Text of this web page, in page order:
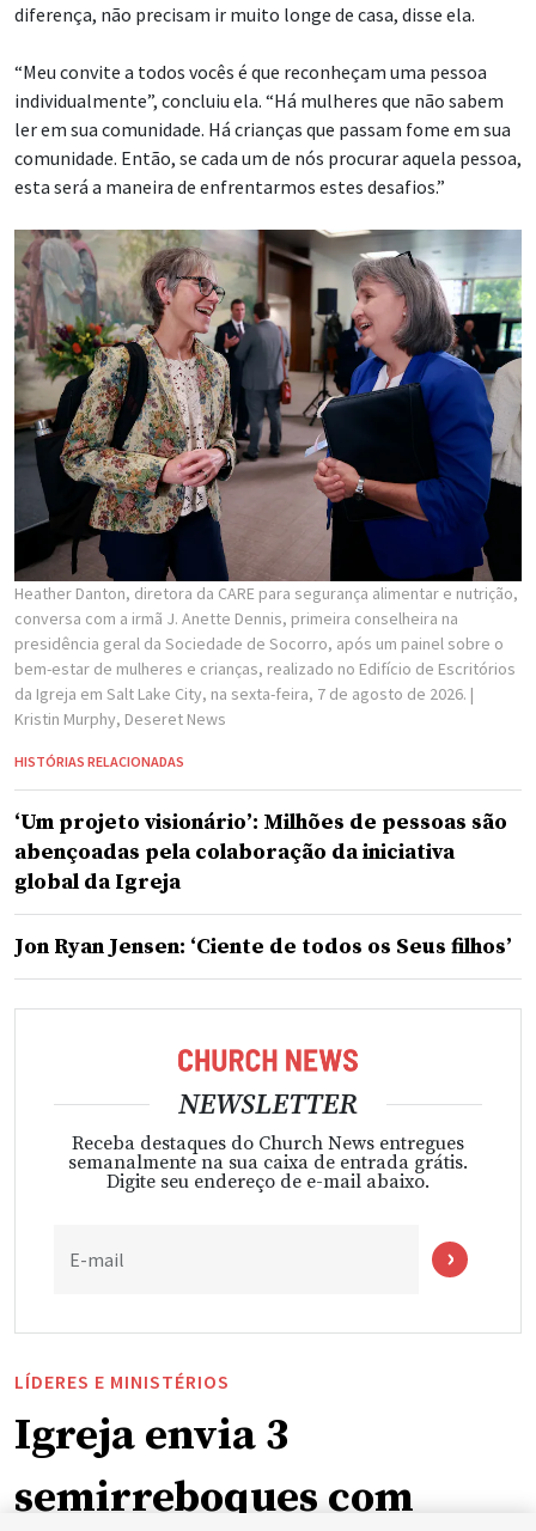
diferença, não precisam ir muito longe de casa, disse ela.
“Meu convite a todos vocês é que reconheçam uma pessoa
individualmente”, concluiu ela. “Há mulheres que não sabem
ler em sua comunidade. Há crianças que passam fome em sua
comunidade. Então, se cada um de nós procurar aquela pessoa,
esta será a maneira de enfrentarmos estes desafios.”
Heather Danton, diretora da CARE para segurança alimentar e nutrição,
conversa com a irmã J. Anette Dennis, primeira conselheira na
presidência geral da Sociedade de Socorro, após um painel sobre o
bem-estar de mulheres e crianças, realizado no Edifício de Escritórios
da Igreja em Salt Lake City, na sexta-feira, 7 de agosto de 2026. |
Kristin Murphy, Deseret News
HISTÓRIAS RELACIONADAS
‘Um projeto visionário’: Milhões de pessoas são
abençoadas pela colaboração da iniciativa
global da Igreja
Jon Ryan Jensen: ‘Ciente de todos os Seus filhos’
NEWSLETTER
Receba destaques do Church News entregues
semanalmente na sua caixa de entrada grátis.
Digite seu endereço de e-mail abaixo.
E-mail
LÍDERES E MINISTÉRIOS
Igreja envia 3
semirreboques com